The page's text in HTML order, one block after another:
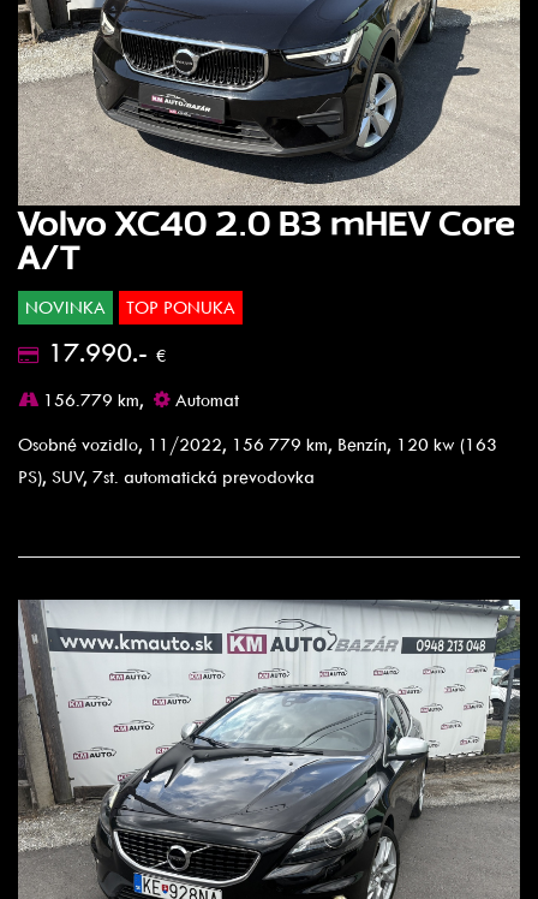
Volvo XC40 2.0 B3 mHEV Core
A/T
NOVINKA TOP PONUKA
17.990.- €
156.779 km,
Automat
Osobné vozidlo, 11/2022, 156 779 km, Benzín, 120 kw (163
PS), SUV, 7st. automatická prevodovka